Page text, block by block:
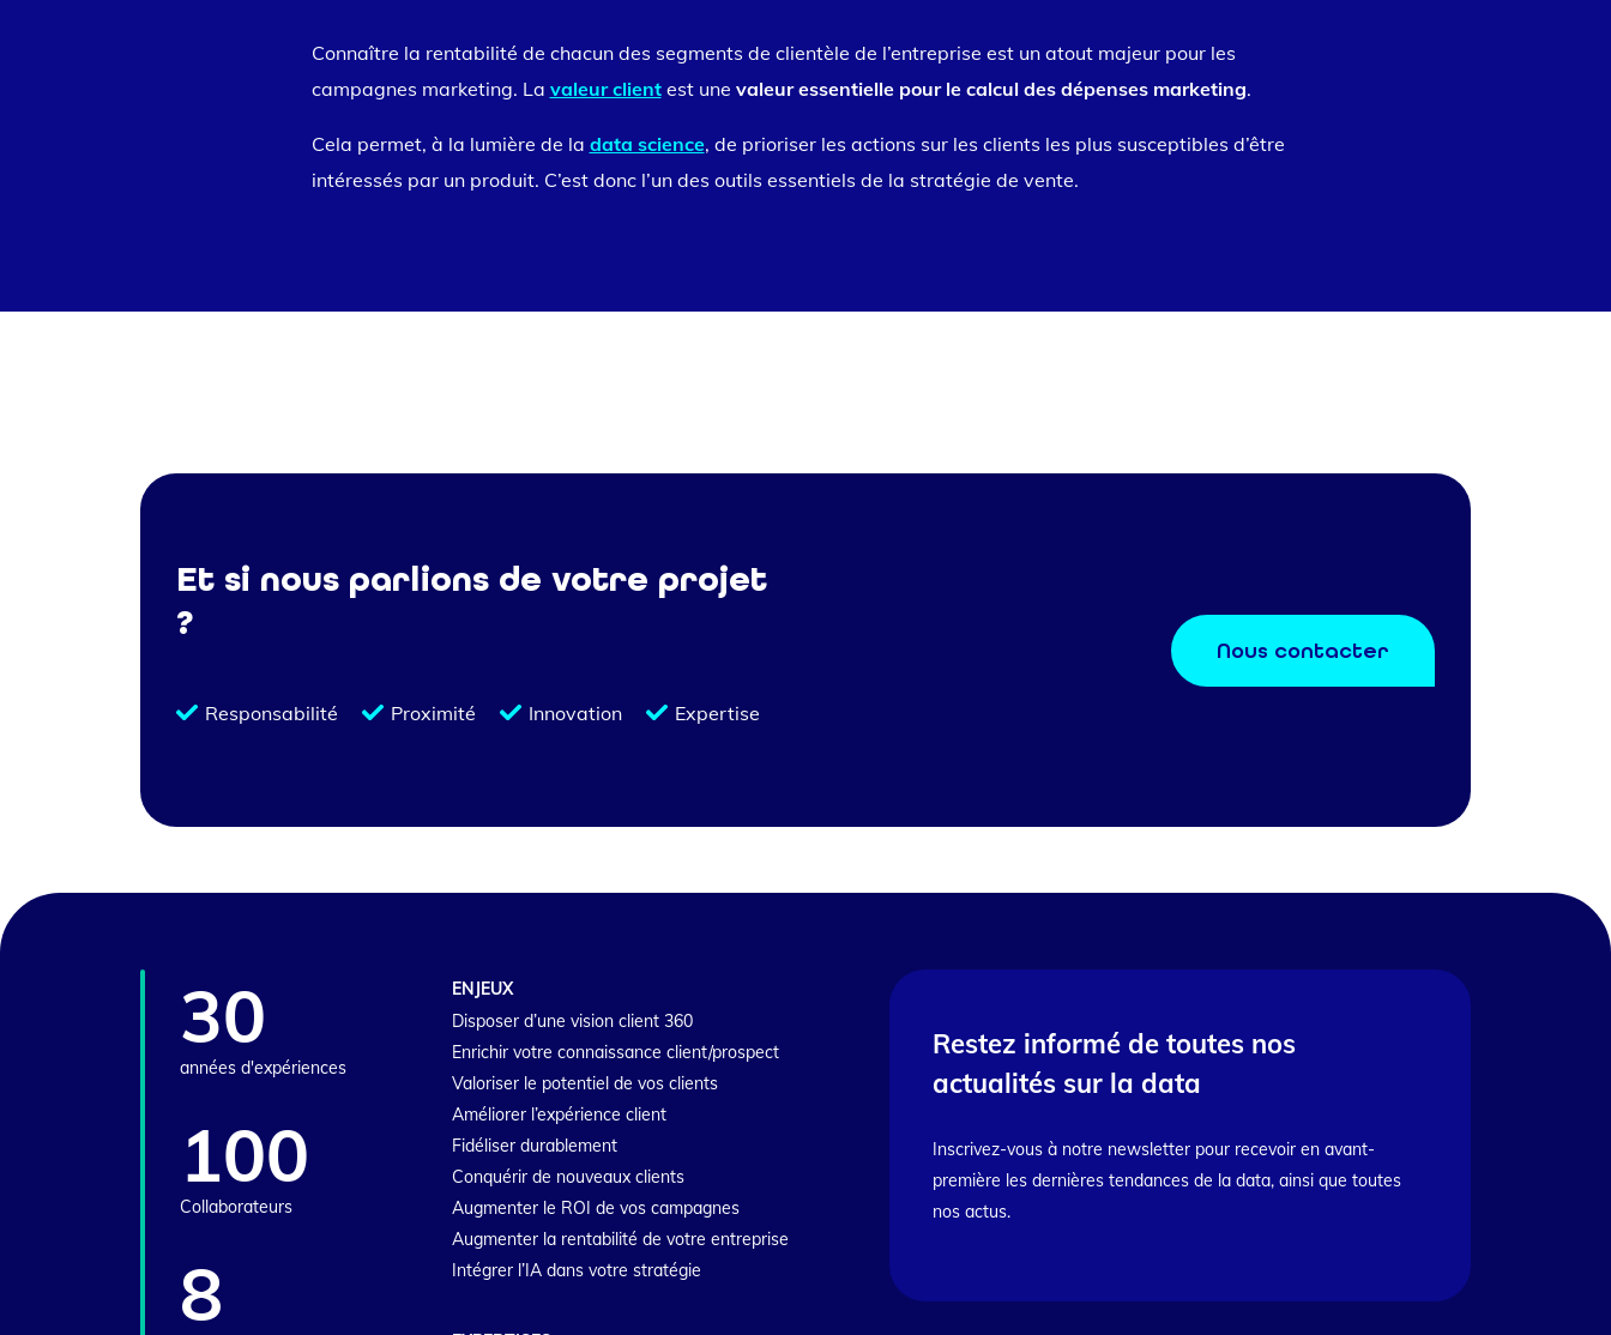
Connaître la rentabilité de chacun des segments de clientèle de l’entreprise est un atout majeur pour les
campagnes marketing. La valeur clientest une valeur essentielle pour le calcul des dépenses marketing.
Cela permet, à la lumière de la data science, de prioriser les actions sur les clients les plus susceptibles d’être
intéressés par un produit. C’est donc l’un des outils essentiels de la stratégie de vente.
Et si nous parlions de votre projet
?
Responsabilité Proximité Innovation Expertise
Nous contacter
30
années d'expériences
100
Collaborateurs
8
ENJEUX
Disposer d’une vision client 360
Enrichir votre connaissance client/prospect
Valoriser le potentiel de vos clients
Améliorer l’expérience client
Fidéliser durablement
Conquérir de nouveaux clients
Augmenter le ROI de vos campagnes
Augmenter la rentabilité de votre entreprise
Intégrer l’IA dans votre stratégie
Restez informé de toutes nos
actualités sur la data
Inscrivez-vous à notre newsletter pour recevoir en avant-
première les dernières tendances de la data, ainsi que toutes
nos actus.